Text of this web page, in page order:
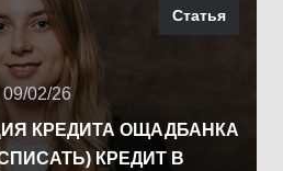
Статья
09/02/26
КРЕДИТА ОЩАДБАНКА
КРЕДИТ В